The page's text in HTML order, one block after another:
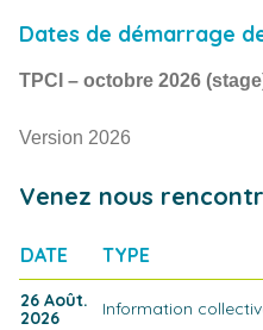
Dates de démarrage
TPCI – octobre 2026
Version 2026
Venez nous
DATE TYPE
26 Août.
2026
Information